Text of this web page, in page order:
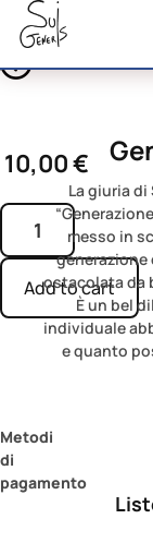
10,00€
Add to cart
Metodi
di
pagamento
La giuria
messo in
generazione
ostacolata da
È un bel
individuale
e quanto